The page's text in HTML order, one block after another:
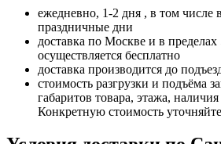
ежедневно, 1-2 дня , в том числе
праздничные дни
доставка по Москве и в
осуществляется бесплатно
доставка производится до
стоимость разгрузки и подъёма
габаритов товара, этажа,
Конкретную стоимость